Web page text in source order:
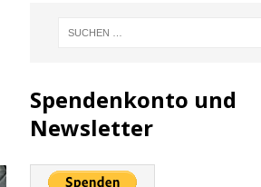
Spendenkonto und
Newsletter